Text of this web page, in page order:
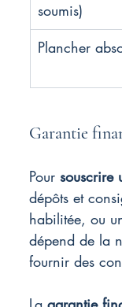
soumis)
Plancher
Garantie
Pour souscrire
dépôts et
habilitée, ou
dépend de la
fournir des